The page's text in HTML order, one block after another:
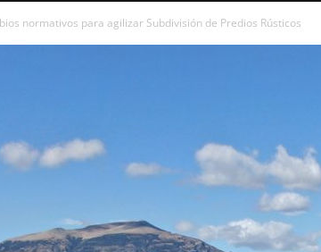
normativos para agilizar Subdivisión de Predios Rústicos